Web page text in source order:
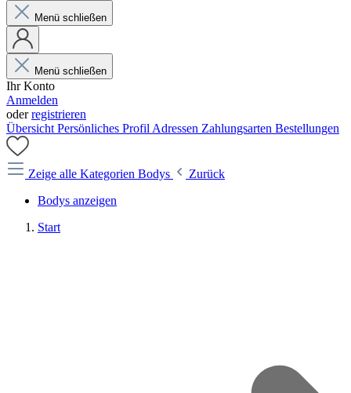
Menü schließen
Menü schließen
Ihr Konto
Anmelden
oderregistrieren
Übersicht Persönliches Profil Adressen Zahlungsarten Bestellungen
Zeige alle Kategorien Bodys
Zurück
Bodys anzeigen
Start